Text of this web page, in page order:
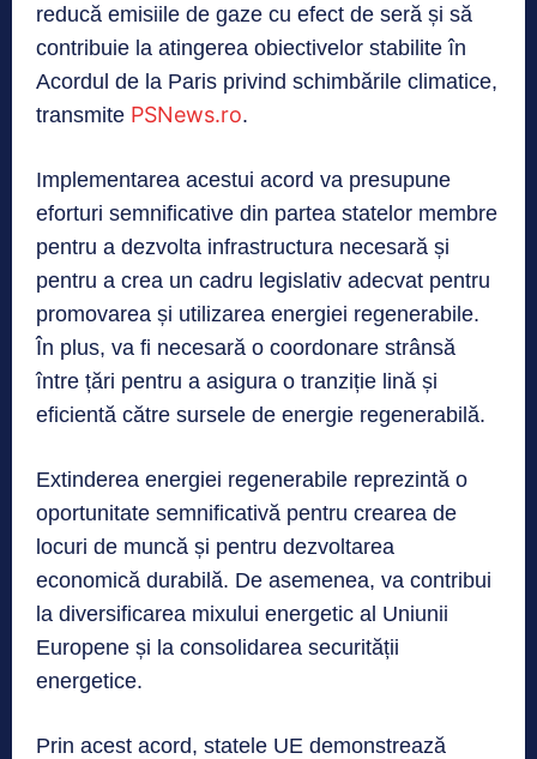
reducă emisiile de gaze cu efect de seră și să
contribuie la atingerea obiectivelor stabilite în
Acordul de la Paris privind schimbările climatice,
transmite PSNews.ro.
Implementarea acestui acord va presupune
eforturi semnificative din partea statelor membre
pentru a dezvolta infrastructura necesară și
pentru a crea un cadru legislativ adecvat pentru
promovarea și utilizarea energiei regenerabile.
În plus, va fi necesară o coordonare strânsă
între țări pentru a asigura o tranziție lină și
eficientă către sursele de energie regenerabilă.
Extinderea energiei regenerabile reprezintă o
oportunitate semnificativă pentru crearea de
locuri de muncă și pentru dezvoltarea
economică durabilă. De asemenea, va contribui
la diversificarea mixului energetic al Uniunii
Europene și la consolidarea securității
energetice.
Prin acest acord, statele UE demonstrează